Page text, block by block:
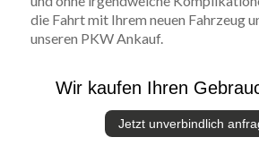
die Fahrt mit Ihrem neuen Fahrzeug
unseren PKW Ankauf.
Wir kaufen Ihren
Jetzt unverbindlich